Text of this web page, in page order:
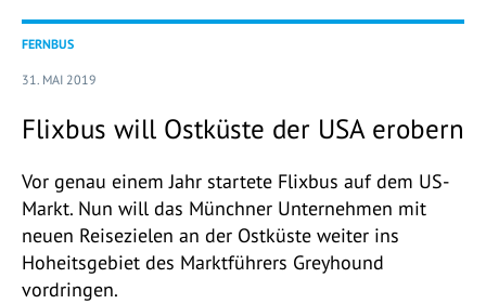
FERNBUS
31. MAI 2019
Flixbus will Ostküste der USA erobern
Vor genau einem Jahr startete Flixbus auf dem US-
Markt. Nun will das Münchner Unternehmen mit
neuen Reisezielen an der Ostküste weiter ins
Hoheitsgebiet des Marktführers Greyhound
vordringen.